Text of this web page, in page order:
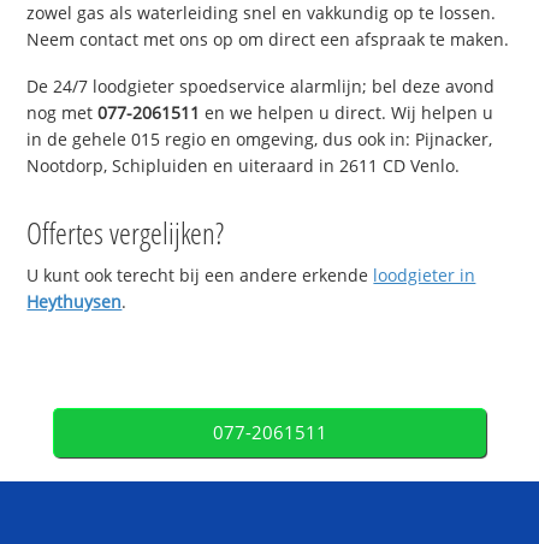
zowel gas als waterleiding snel en vakkundig op te lossen.
Neem contact met ons op om direct een afspraak te maken.
De 24/7 loodgieter spoedservice alarmlijn; bel deze avond
nog met077-2061511 en we helpen u direct. Wij helpen u
in de gehele 015 regio en omgeving, dus ook in: Pijnacker,
Nootdorp, Schipluiden en uiteraard in 2611 CD Venlo.
Offertes vergelijken?
U kunt ook terecht bij een andere erkende loodgieter in
Heythuysen.
077-2061511